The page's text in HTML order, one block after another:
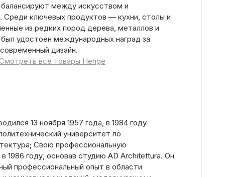
между искусством и
Среди ключевых продуктов — кухни, столы и
из редких пород дерева, металлов и
удостоен международных наград за
дизайн.
все товары Henge
13 ноября 1957 года, в 1984 году
университет по
Свою профессиональную
1986 году, основав студию AD Architettura. Он
профессиональный опыт в области